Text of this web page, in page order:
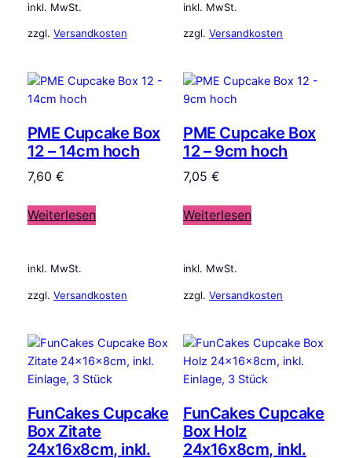
inkl. MwSt.
zzgl. Versandkosten
inkl. MwSt.
zzgl.Versandkosten
PME Cupcake Box
12 – 14cm hoch
7,60 €
Weiterlesen
inkl. MwSt.
zzgl. Versandkosten
PME Cupcake Box
12 – 9cm hoch
7,05€
Weiterlesen
inkl. MwSt.
zzgl.Versandkosten
FunCakes Cupcake
Box Zitate
24x16x8cm, inkl.
FunCakes Cupcake
Box Holz
24x16x8cm, inkl.